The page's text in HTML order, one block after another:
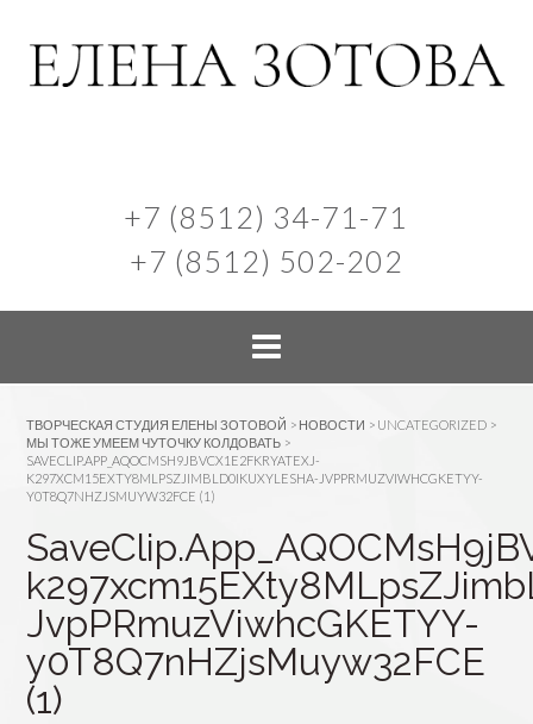
+7 (8512) 34-71-71
+7 (8512) 502-202
ТВОРЧЕСКАЯ СТУДИЯ ЕЛЕНЫ ЗОТОВОЙ > НОВОСТИ > UNCATEGORIZED >
МЫ ТОЖЕ УМЕЕМ ЧУТОЧКУ КОЛДОВАТЬ >
SAVECLIP.APP_AQOCMSH9JBVCX1E2FKRYATEXJ-
K297XCM15EXTY8MLPSZJIMBLD0IKUXYLESHA-JVPPRMUZVIWHCGKETYY-
Y0T8Q7NHZJSMUYW32FCE (1)
JvpPRmuzViwhcGKETYY-
y0T8Q7nHZjsMuyw32FCE
(1)